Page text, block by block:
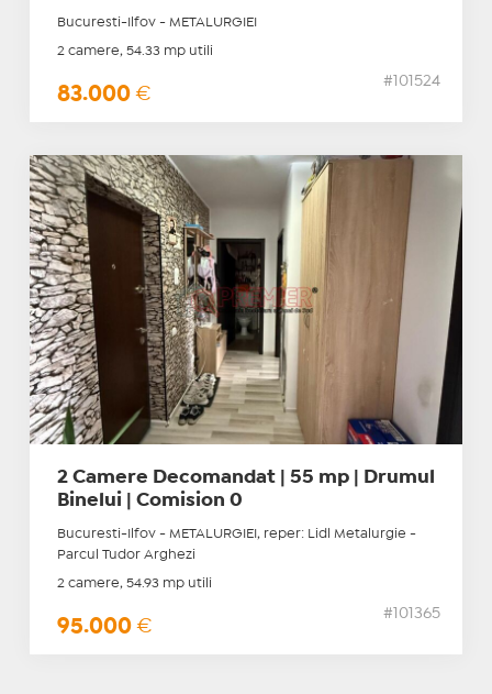
Bucuresti-Ilfov - METALURGIEI
2 camere, 54.33 mp utili
83.000 €
#101524
2 Camere Decomandat | 55 mp | Drumul
Binelui | Comision 0
Bucuresti-Ilfov - METALURGIEI, reper: Lidl Metalurgie -
Parcul Tudor Arghezi
2 camere, 54.93 mp utili
95.000 €
#101365